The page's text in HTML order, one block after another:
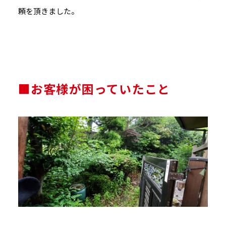
頼を頂きました。
■お客様が困っていたこと